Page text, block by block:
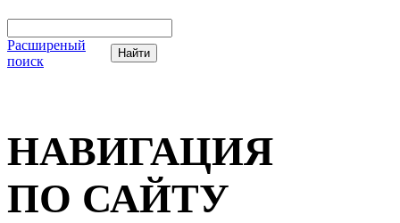
Расширеный
поиск
НАВИГАЦИЯ
ПО САЙТУ